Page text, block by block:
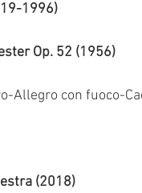
1996)
Op. 52 (1956)
Allegro con fuoco-
(2018)